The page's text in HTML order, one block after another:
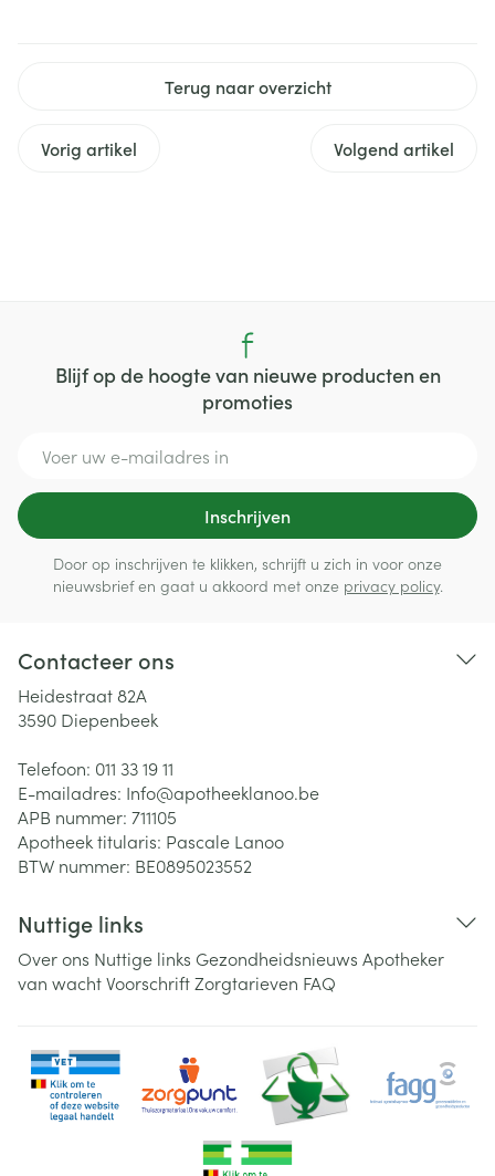
Terug naar overzicht
Vorig artikel Volgend artikel
Blijf op de hoogte van nieuwe producten en
promoties
Inschrijven
Door op inschrijven te klikken, schrijft u zich in voor onze
nieuwsbrief en gaat u akkoord met onze privacy policy.
Contacteer ons
Heidestraat 82A
3590 Diepenbeek
Telefoon: 011 33 19 11
E-mailadres: Info@apotheeklanoo.be
APB nummer: 711105
Apotheek titularis: Pascale Lanoo
BTW nummer: BE0895023552
Nuttige links
Over ons Nuttige links Gezondheidsnieuws Apotheker
van wachtVoorschriftZorgtarieven FAQ